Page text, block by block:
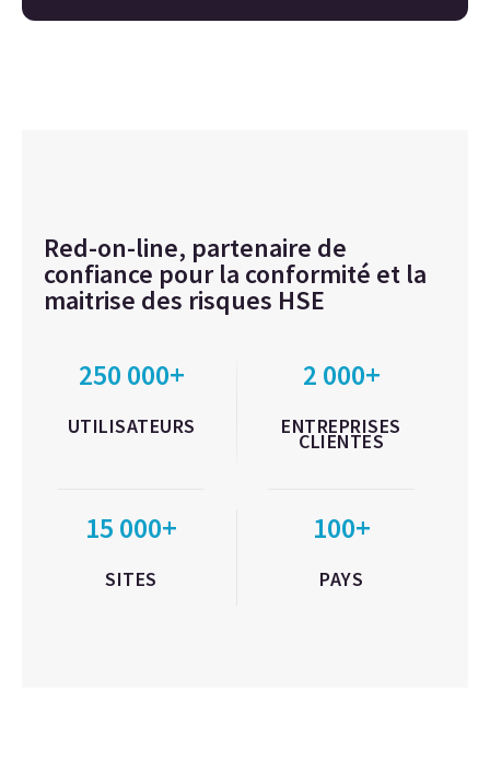
Red-on-line, partenaire de
confiance pour la conformité et la
maitrise des risques HSE
250 000+
UTILISATEURS
2 000+
ENTREPRISES
CLIENTES
15 000+
SITES
100+
PAYS